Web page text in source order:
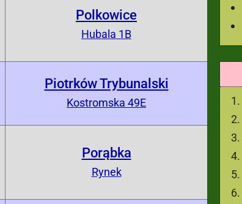
Polkowice
Hubala 1B
Piotrków Trybunalski
Kostromska 49E
Porąbka
Rynek